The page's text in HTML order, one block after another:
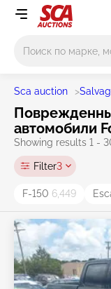
Sca auction >
автомобили
Showing results 1 -
Filter3
F-150 6,449